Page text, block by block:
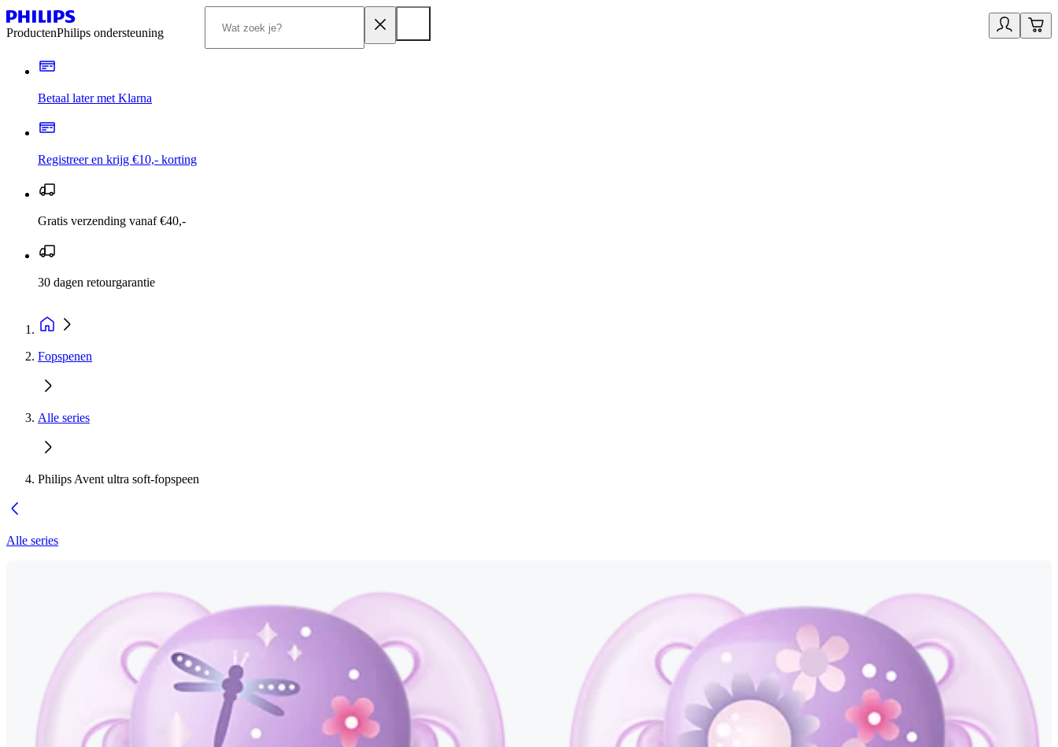
ProductenPhilips ondersteuning
Betaal later met Klarna
Registreer en krijg €10,- korting
Gratis verzending vanaf €40,-
30 dagen retourgarantie
Fopspenen
Alle series
Philips Avent ultra soft-fopspeen
Alle series